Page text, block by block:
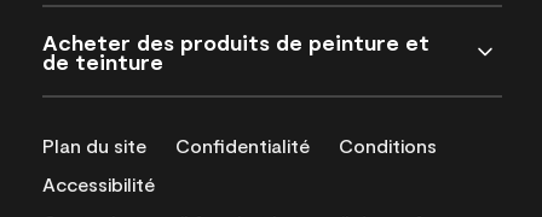
Acheter des produits de peinture et
de teinture
Plan du site Confidentialité
Conditions
Accessibilité